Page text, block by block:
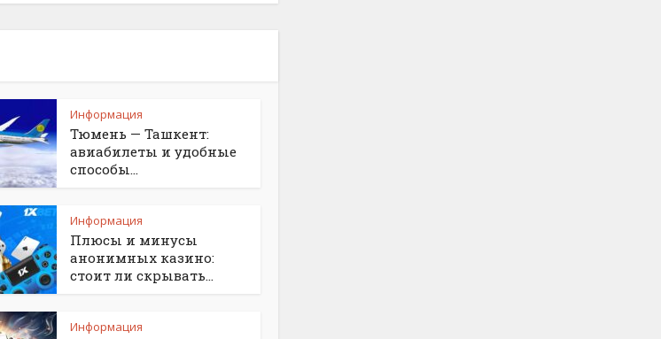
Информация
Тюмень — Ташкент:
авиабилеты и удобные
способы...
Информация
Плюсы и минусы
анонимных казино:
стоит ли скрывать...
Информация